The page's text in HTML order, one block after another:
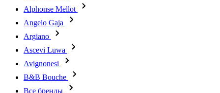
Alphonse Mellot
Angelo Gaja
Argiano
Ascevi Luwa
Avignonesi
B&B Bouche
Все бренды